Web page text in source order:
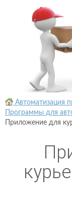
Автоматизация
Программы для
Приложение для